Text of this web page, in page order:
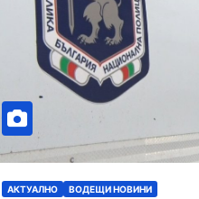
АКТУАЛНО ВОДЕЩИ НОВИНИ